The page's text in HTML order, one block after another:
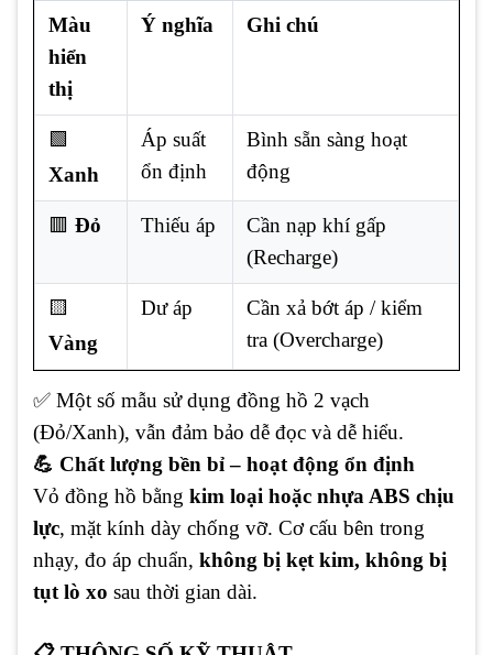
Màu
hiển
thị
Ý nghĩa Ghi chú
🟩
Xanh
Áp suất
ổn định
Bình sẵn sàng hoạt
động
🟥 Đỏ Thiếu áp
Cần nạp khí gấp
(Recharge)
🟨
Vàng
Dư áp
Cần xả bớt áp / kiểm
tra (Overcharge)
✅ Một số mẫu sử dụng đồng hồ 2 vạch
(Đỏ/Xanh), vẫn đảm bảo dễ đọc và dễ hiểu.
💪 Chất lượng bền bỉ – hoạt động ổn định
Vỏ đồng hồ bằng kim loại hoặc nhựa ABS chịu
lực, mặt kính dày chống vỡ. Cơ cấu bên trong
nhạy, đo áp chuẩn, không bị kẹt kim, không bị
tụt lò xo sau thời gian dài.